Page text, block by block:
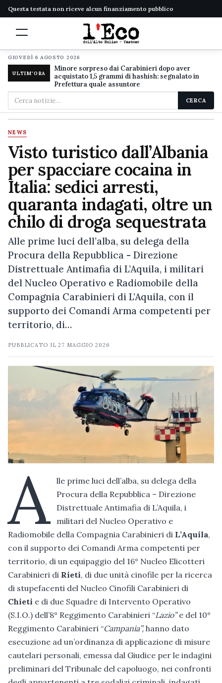
Questa testata non riceve alcun finanziamento pubblico
GIOVEDÌ 6 AGOSTO 2026
ULTIM'ORA
Minore sorpreso dai Carabinieri dopo aver
acquistato 1,5 grammi di hashish: segnalato in
Prefettura quale assuntore
Cerca
nel
sito
CERCA
NEWS
Visto turistico dall’Albania
per spacciare cocaina in
Italia: sedici arresti,
quaranta indagati, oltre un
chilo di droga sequestrata
Alle prime luci dell’alba, su delega della
Procura della Repubblica - Direzione
Distrettuale Antimafia di L’Aquila, i militari
del Nucleo Operativo e Radiomobile della
Compagnia Carabinieri di L’Aquila, con il
supporto dei Comandi Arma competenti per
territorio, di…
PUBBLICATO IL27 MAGGIO 2026
A
lle prime luci dell’alba, su delega della
Procura della Repubblica – Direzione
Distrettuale Antimafia di L’Aquila, i
militari del Nucleo Operativo e
Radiomobile della Compagnia Carabinieri di L’Aquila,
con il supporto dei Comandi Arma competenti per
territorio, di un equipaggio del 16° Nucleo Elicotteri
Carabinieri di Rieti, di due unità cinofile per la ricerca
di stupefacenti del Nucleo Cinofili Carabinieri di
Chieti e di due Squadre di Intervento Operativo
(S.I.O.) dell’8° Reggimento Carabinieri “Lazio”e del 10°
Reggimento Carabinieri “Campania”, hanno dato
esecuzione ad un’ordinanza di applicazione di misure
cautelari personali, emessa dal Giudice per le indagini
preliminari del Tribunale del capoluogo, nei confronti